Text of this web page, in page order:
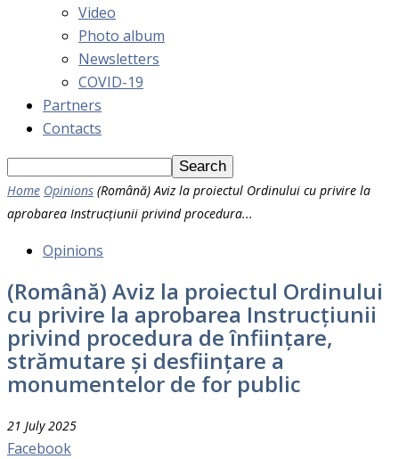
Video
Photo album
Newsletters
COVID-19
Partners
Contacts
Home Opinions (Română) Aviz la proiectul Ordinului cu privire la
aprobarea Instrucțiunii privind procedura...
Opinions
(Română) Aviz la proiectul Ordinului
cu privire la aprobarea Instrucțiunii
privind procedura de înființare,
strămutare și desființare a
monumentelor de for public
21 July 2025
Facebook